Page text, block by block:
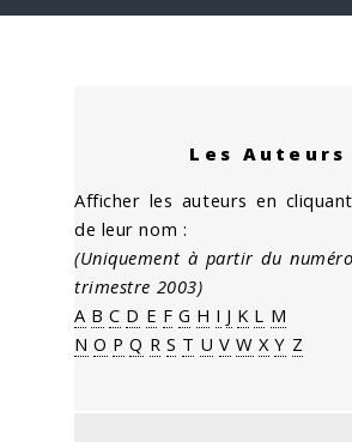
Les Auteurs
Afficher les auteurs en
de leur nom :
(Uniquement à partir du
trimestre 2003)
A B C D E F G H I J K L M
N O P Q R S T U V W X Y Z